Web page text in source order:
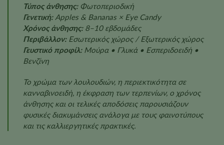
Τύπος άνθησης:Φωτοπεριοδική
Γενετική:Apples & Bananas × Eye Candy
Χρόνος άνθησης:8–10 εβδομάδες
Περιβάλλον:Εσωτερικός χώρος / Εξωτερικός χώρος
Γευστικό προφίλ:Μούρα • Γλυκά • Εσπεριδοειδή •
Βενζίνη
Το χρώμα των λουλουδιών, η περιεκτικότητα σε
κανναβινοειδή, η έκφραση των τερπενίων, ο χρόνος
άνθησης και οι τελικές αποδόσεις παρουσιάζουν
φυσικές διακυμάνσεις ανάλογα με τους φαινοτύπους
και τις καλλιεργητικές πρακτικές.